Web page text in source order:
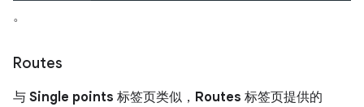
。
Routes
与 Single points 标签页类似， Routes 标签页提供的